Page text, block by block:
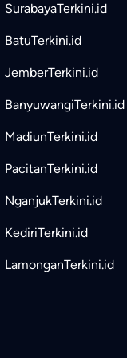
SurabayaTerkini.id
BatuTerkini.id
JemberTerkini.id
BanyuwangiTerkini.id
MadiunTerkini.id
PacitanTerkini.id
NganjukTerkini.id
KediriTerkini.id
LamonganTerkini.id